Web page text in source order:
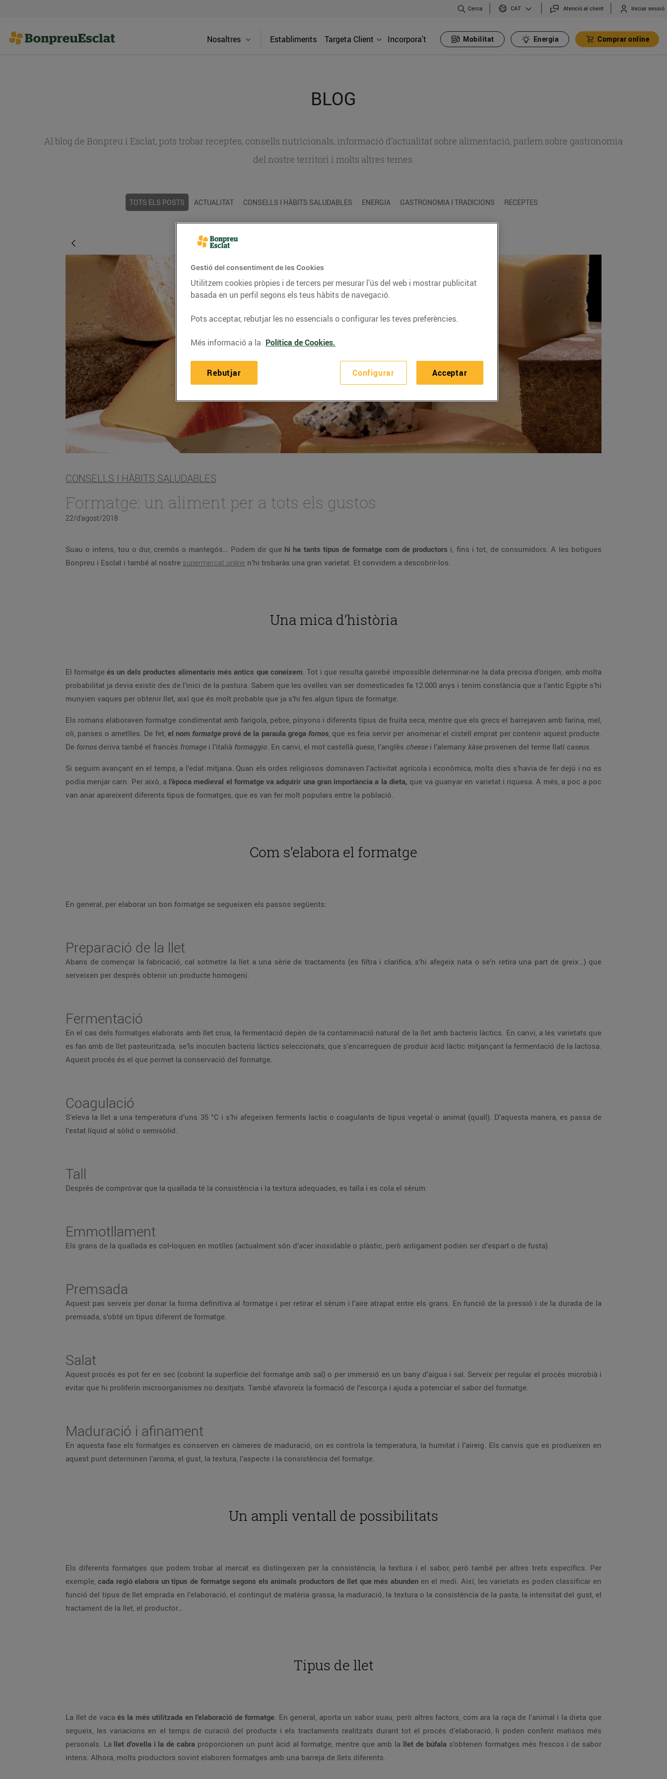
Cerca CAT Atenció al client Iniciar sessió
Nosaltres Establiments Targeta Client Incorpora't Mobilitat Energia Comprar online
BLOG
Al blog de Bonpreu i Esclat, pots trobar receptes, consells nutricionals, informació d’actualitat sobre alimentació, parlem sobre gastronomia
del nostre territori i molts altres temes.
TOTS ELS POSTS ACTUALITAT CONSELLS I HÀBITS SALUDABLES ENERGIA GASTRONOMIA I TRADICIONS RECEPTES
CONSELLS I HÀBITS SALUDABLES
Formatge: un aliment per a tots els gustos
22/d’agost/2018
Suau o intens, tou o dur, cremós o mantegós… Podem dir que hi ha tants tipus de formatge com de productors i, fins i tot, de consumidors. A les botigues
Bonpreu i Esclat i també al nostre supermercat online n’hi trobaràs una gran varietat. Et convidem a descobrir-los.
Una mica d’història
El formatge és un dels productes alimentaris més antics que coneixem. Tot i que resulta gairebé impossible determinar-ne la data precisa d’origen, amb molta
probabilitat ja devia existir des de l’inici de la pastura. Sabem que les ovelles van ser domesticades fa 12.000 anys i tenim constància que a l’antic Egipte s’hi
munyien vaques per obtenir llet, així que és molt probable que ja s’hi fes algun tipus de formatge.
Els romans elaboraven formatge condimentat amb farigola, pebre, pinyons i diferents tipus de fruita seca, mentre que els grecs el barrejaven amb farina, mel,
oli, panses o ametlles. De fet, el nom formatge prové de la paraula grega fornos, que es feia servir per anomenar el cistell emprat per contenir aquest producte.
De fornos deriva també el francès fromage i l’italià formaggio. En canvi, el mot castellà queso, l’anglès cheese i l’alemany käse provenen del terme llatí caseus.
Si seguim avançant en el temps, a l’edat mitjana. Quan els ordes religiosos dominaven l’activitat agrícola i econòmica, molts dies s’havia de fer dejú i no es
podia menjar carn. Per això, a l’època medieval el formatge va adquirir una gran importància a la dieta, que va guanyar en varietat i riquesa. A més, a poc a poc
van anar apareixent diferents tipus de formatges, que es van fer molt populars entre la població.
Com s’elabora el formatge
En general, per elaborar un bon formatge se segueixen els passos següents:
Preparació de la llet
Abans de començar la fabricació, cal sotmetre la llet a una sèrie de tractaments (es filtra i clarifica, s’hi afegeix nata o se’n retira una part de greix…) que
serveixen per després obtenir un producte homogeni.
Fermentació
En el cas dels formatges elaborats amb llet crua, la fermentació depèn de la contaminació natural de la llet amb bacteris làctics. En canvi, a les varietats que
es fan amb de llet pasteuritzada, se’ls inoculen bacteris làctics seleccionats, que s’encarreguen de produir àcid làctic mitjançant la fermentació de la lactosa.
Aquest procés és el que permet la conservació del formatge.
Coagulació
S’eleva la llet a una temperatura d’uns 35 °C i s’hi afegeixen ferments lactis o coagulants de tipus vegetal o animal (quall). D’aquesta manera, es passa de
l’estat líquid al sòlid o semisòlid.
Tall
Després de comprovar que la quallada té la consistència i la textura adequades, es talla i es cola el sèrum.
Emmotllament
Els grans de la quallada es col•loquen en motlles (actualment són d’acer inoxidable o plàstic, però antigament podien ser d’espart o de fusta).
Premsada
Aquest pas serveix per donar la forma definitiva al formatge i per retirar el sèrum i l’aire atrapat entre els grans. En funció de la pressió i de la durada de la
premsada, s’obté un tipus diferent de formatge.
Salat
Aquest procés es pot fer en sec (cobrint la superfície del formatge amb sal) o per immersió en un bany d’aigua i sal. Serveix per regular el procés microbià i
evitar que hi proliferin microorganismes no desitjats. També afavoreix la formació de l’escorça i ajuda a potenciar el sabor del formatge.
Maduració i afinament
En aquesta fase els formatges es conserven en càmeres de maduració, on es controla la temperatura, la humitat i l’aireig. Els canvis que es produeixen en
aquest punt determinen l’aroma, el gust, la textura, l’aspecte i la consistència del formatge.
Un ampli ventall de possibilitats
Els diferents formatges que podem trobar al mercat es distingeixen per la consistència, la textura i el sabor, però també per altres trets específics. Per
exemple, cada regió elabora un tipus de formatge segons els animals productors de llet que més abunden en el medi. Així, les varietats es poden classificar en
funció del tipus de llet emprada en l’elaboració, el contingut de matèria grassa, la maduració, la textura o la consistència de la pasta, la intensitat del gust, el
tractament de la llet, el productor…
Tipus de llet
La llet de vaca és la més utilitzada en l’elaboració de formatge. En general, aporta un sabor suau, però altres factors, com ara la raça de l’animal i la dieta que
segueix, les variacions en el temps de curació del producte i els tractaments realitzats durant tot el procés d’elaboració, li poden conferir matisos més
personals. La llet d’ovella i la de cabra proporcionen un punt àcid al formatge, mentre que amb la llet de búfala s’obtenen formatges més frescos i de sabor
intens. Alhora, molts productors sovint elaboren formatges amb una barreja de llets diferents.
Gestió del consentiment de les Cookies
Utilitzem cookies pròpies i de tercers per mesurar l’ús del web i mostrar publicitat
basada en un perfil segons els teus hàbits de navegació.
Pots acceptar, rebutjar les no essencials o configurar les teves preferències.
Més informació a la Política de Cookies.
Configurar
Rebutjar Acceptar